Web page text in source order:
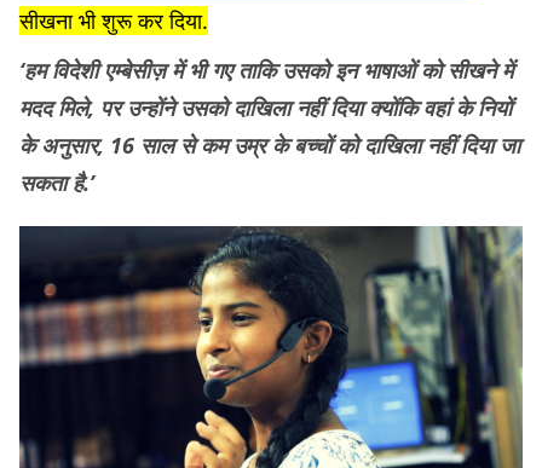
सीखना भी शुरू कर दिया.
‘हम विदेशी एम्बेसीज़ में भी गए ताकि उसको इन भाषाओं को सीखने में
मदद मिले, पर उन्होंने उसको दाखिला नहीं दिया क्योंकि वहां के नियों
के अनुसार, 16 साल से कम उम्र के बच्चों को दाखिला नहीं दिया जा
सकता है.’